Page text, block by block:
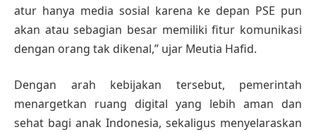
atur hanya media sosial karena ke depan PSE pun
akan atau sebagian besar memiliki fitur komunikasi
dengan orang tak dikenal,” ujar Meutia Hafid.
Dengan arah kebijakan tersebut, pemerintah
menargetkan ruang digital yang lebih aman dan
sehat bagi anak Indonesia, sekaligus menyelaraskan